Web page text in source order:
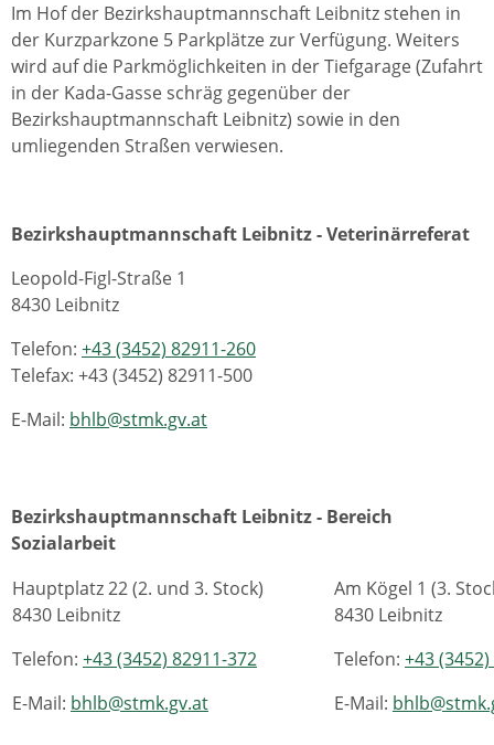
Im Hof der Bezirkshauptmannschaft Leibnitz stehen in
der Kurzparkzone 5 Parkplätze zur Verfügung. Weiters
wird auf die Parkmöglichkeiten in der Tiefgarage (Zufahrt
in der Kada-Gasse schräg gegenüber der
Bezirkshauptmannschaft Leibnitz) sowie in den
umliegenden Straßen verwiesen.
Bezirkshauptmannschaft Leibnitz - Veterinärreferat
Leopold-Figl-Straße 1
8430 Leibnitz
Telefon: +43 (3452) 82911-260
Telefax: +43 (3452) 82911-500
E-Mail: bhlb@stmk.gv.at
Bezirkshauptmannschaft Leibnitz - Bereich
Sozialarbeit
Hauptplatz 22 (2. und 3. Stock)
8430 Leibnitz
Telefon: +43 (3452) 82911-372
E-Mail: bhlb@stmk.gv.at
Am Kögel 1 (3.
8430 Leibnitz
Telefon: +43
E-Mail: